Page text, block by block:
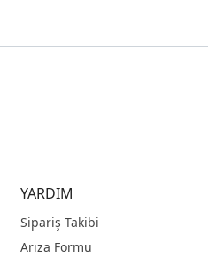
YARDIM
Sipariş Takibi
Arıza Formu